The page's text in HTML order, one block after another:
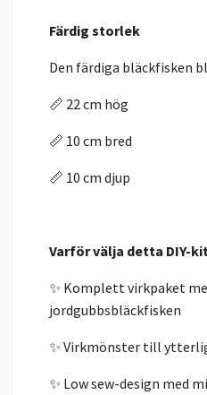
Färdig storlek
Den färdiga bläckfisken
📏 22 cm hög
📏 10 cm bred
📏 10 cm djup
Varför välja detta DIY-
✨ Komplett virkpaket
jordgubbsbläckfisken
✨ Virkmönster till
✨ Low sew-design med